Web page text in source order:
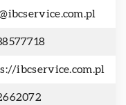
ibcservice.com.pl